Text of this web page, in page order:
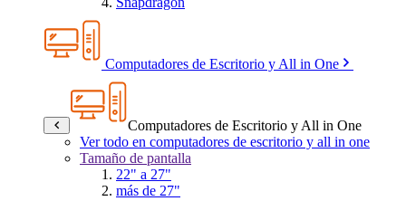
Computadores de Escritorio y All in One
Computadores de Escritorio y All in One
Ver todo en computadores de escritorio y all in one
Tamaño de pantalla
22" a 27"
más de 27"